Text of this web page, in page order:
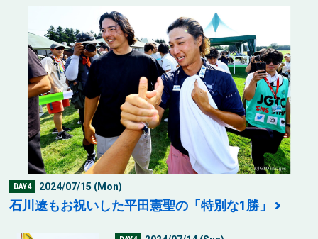
DAY4 2024/07/15 (Mon)
石川遼もお祝いした平田憲聖の「特別な1勝」